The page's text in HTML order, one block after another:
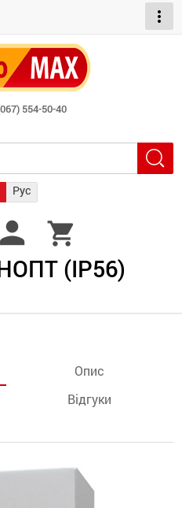
more_vert
554-50-40
Рус
person shopping_cart
(IP56)
Опис
Відгуки